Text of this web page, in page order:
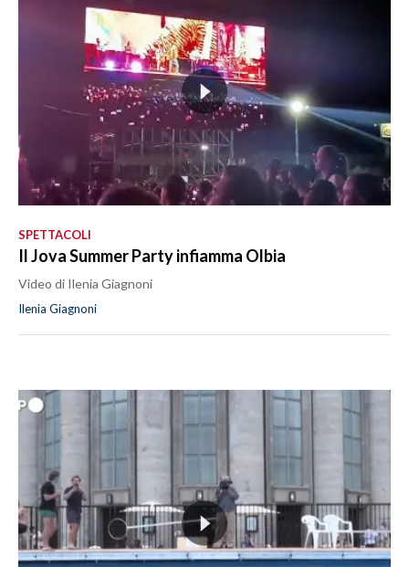
SPETTACOLI
Il Jova Summer Party infiamma Olbia
Video di Ilenia Giagnoni
Ilenia Giagnoni